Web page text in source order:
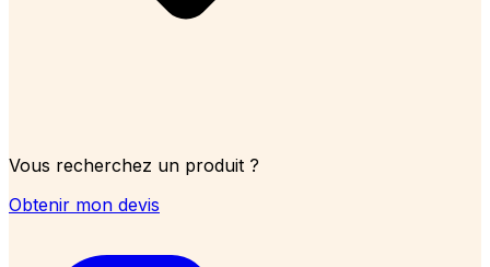
Vous recherchez un produit ?
Obtenir mon devis